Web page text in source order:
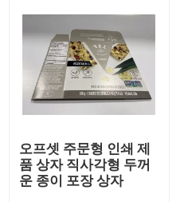
오프셋 주문형 인쇄 제
품 상자 직사각형 두꺼
운 종이 포장 상자